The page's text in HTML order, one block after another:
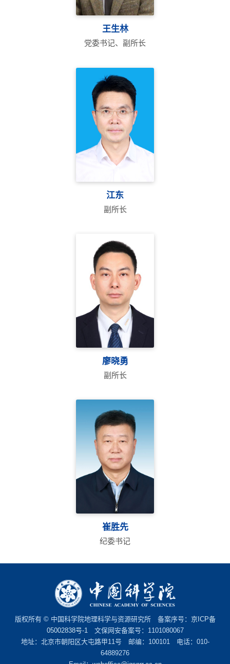
王生林
党委书记、副所长
江东
副所长
廖晓勇
副所长
崔胜先
纪委书记
版权所有 © 中国科学院地理科学与资源研究所 备案序号： 京ICP备
05002838号-1文保网安备案号：1101080067
地址：北京市朝阳区大屯路甲11号 邮编：100101 电话：010-
64889276